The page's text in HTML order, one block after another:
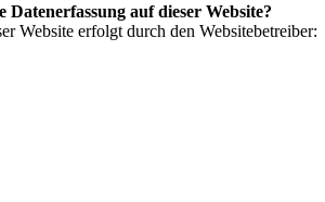
auf dieser Website?
Website erfolgt durch den Websitebetreiber: